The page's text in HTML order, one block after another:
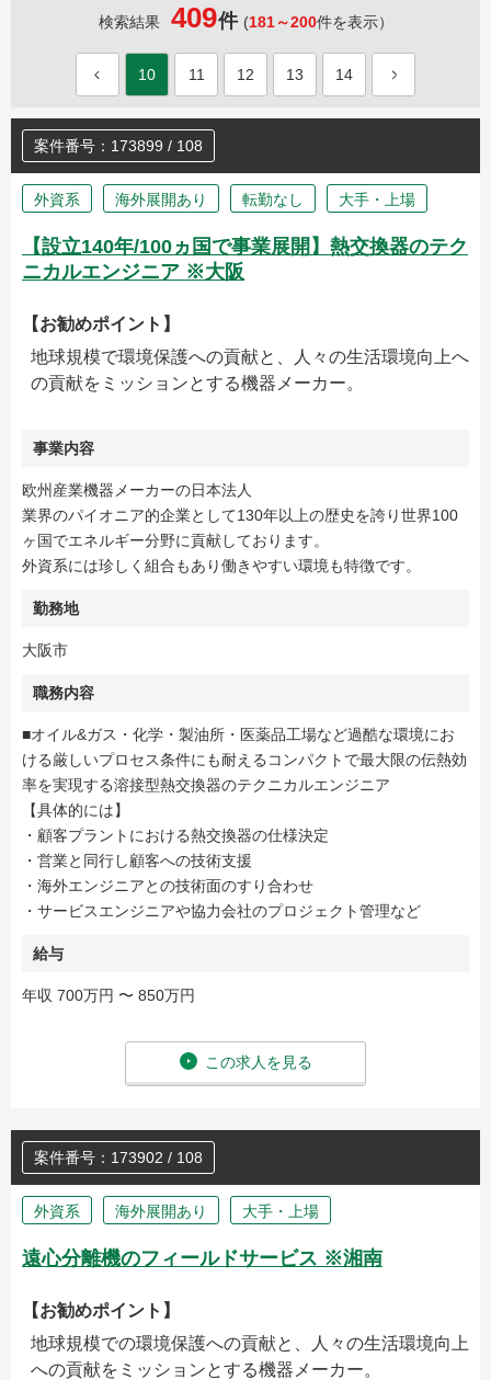
検索結果 409件 (181～200件を表示）
10 11 12 13 14
案件番号：173899 / 108
外資系 海外展開あり 転勤なし 大手・上場
【設立140年/100ヵ国で事業展開】熱交換器のテク
ニカルエンジニア ※大阪
【お勧めポイント】
地球規模で環境保護への貢献と、人々の生活環境向上へ
の貢献をミッションとする機器メーカー。
事業内容
欧州産業機器メーカーの日本法人
業界のパイオニア的企業として130年以上の歴史を誇り世界100
ヶ国でエネルギー分野に貢献しております。
外資系には珍しく組合もあり働きやすい環境も特徴です。
勤務地
大阪市
職務内容
■オイル&ガス・化学・製油所・医薬品工場など過酷な環境にお
ける厳しいプロセス条件にも耐えるコンパクトで最大限の伝熱効
率を実現する溶接型熱交換器のテクニカルエンジニア
【具体的には】
・顧客プラントにおける熱交換器の仕様決定
・営業と同行し顧客への技術支援
・海外エンジニアとの技術面のすり合わせ
・サービスエンジニアや協力会社のプロジェクト管理など
給与
年収 700万円 〜 850万円
この求人を見る
案件番号：173902 / 108
外資系 海外展開あり 大手・上場
遠心分離機のフィールドサービス ※湘南
【お勧めポイント】
地球規模での環境保護への貢献と、人々の生活環境向上
への貢献をミッションとする機器メーカー。